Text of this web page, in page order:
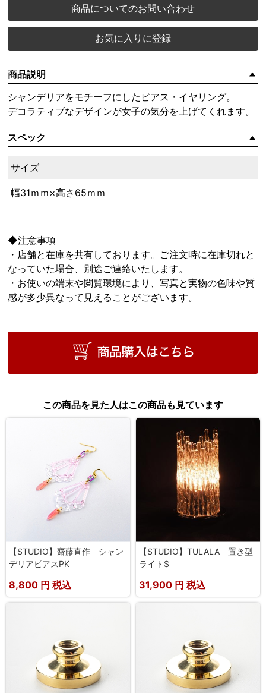
商品についてのお問い合わせ
お気に入りに登録
商品説明
シャンデリアをモチーフにしたピアス・イヤリング。
デコラティブなデザインが女子の気分を上げてくれます。
スペック
サイズ
幅31ｍｍ×高さ65ｍｍ
◆注意事項
・店舗と在庫を共有しております。ご注文時に在庫切れと
なっていた場合、別途ご連絡いたします。
・お使いの端末や閲覧環境により、写真と実物の色味や質
感が多少異なって見えることがございます。
この商品を見た人はこの商品も見ています
【STUDIO】齋藤直作 シャン
デリアピアスPK
8,800 円 税込
【STUDIO】TULALA 置き型
ライトS
31,900 円 税込